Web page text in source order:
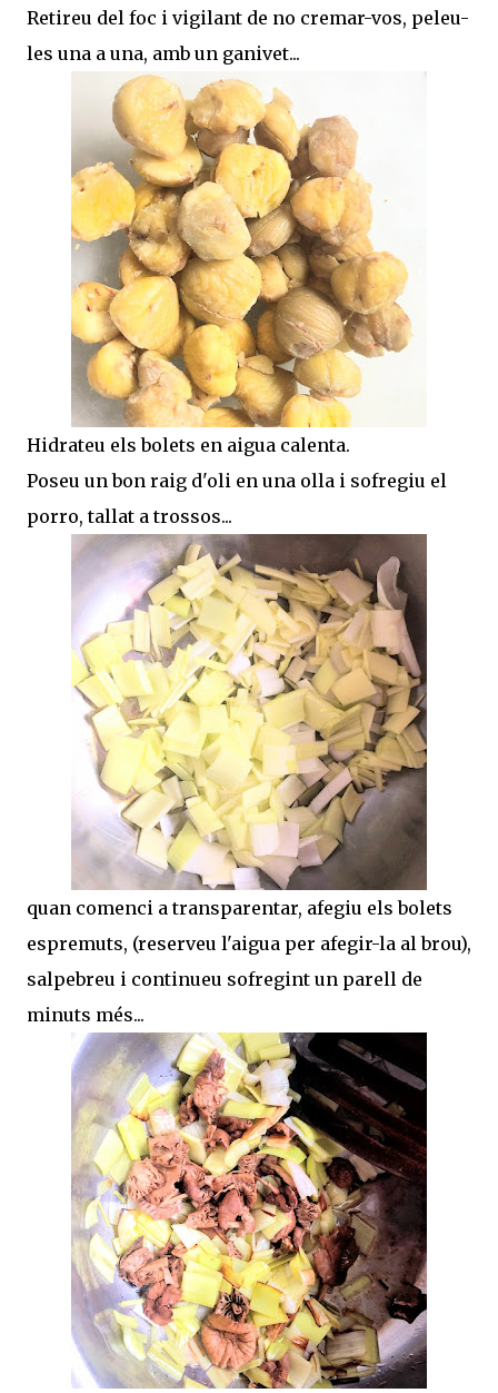
Retireu del foc i vigilant de no cremar-vos, peleu-
les una a una, amb un ganivet...
Hidrateu els bolets en aigua calenta.
Poseu un bon raig d'oli en una olla i sofregiu el
porro, tallat a trossos...
quan comenci a transparentar, afegiu els bolets
espremuts, (reserveu l'aigua per afegir-la al brou),
salpebreu i continueu sofregint un parell de
minuts més...